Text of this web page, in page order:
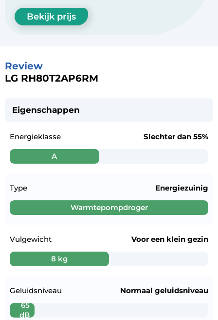
Bekijk prijs
Review
LG RH80T2AP6RM
Eigenschappen
Energieklasse
A
Slechter dan 55%
Type
Warmtepompdroger
Energiezuinig
Vulgewicht
8 kg
Voor een klein gezin
Geluidsniveau
65
dB
Normaal geluidsniveau